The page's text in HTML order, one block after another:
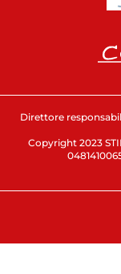
Direttore
Copyright 2023